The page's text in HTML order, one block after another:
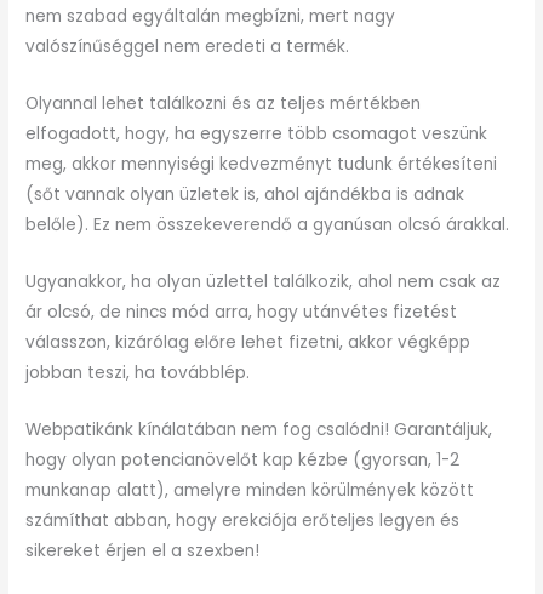
nem szabad egyáltalán megbízni, mert nagy
valószínűséggel nem eredeti a termék.
Olyannal lehet találkozni és az teljes mértékben
elfogadott, hogy, ha egyszerre több csomagot veszünk
meg, akkor mennyiségi kedvezményt tudunk értékesíteni
(sőt vannak olyan üzletek is, ahol ajándékba is adnak
belőle). Ez nem összekeverendő a gyanúsan olcsó árakkal.
Ugyanakkor, ha olyan üzlettel találkozik, ahol nem csak az
ár olcsó, de nincs mód arra, hogy utánvétes fizetést
válasszon, kizárólag előre lehet fizetni, akkor végképp
jobban teszi, ha továbblép.
Webpatikánk kínálatában nem fog csalódni! Garantáljuk,
hogy olyan potencianövelőt kap kézbe (gyorsan, 1-2
munkanap alatt), amelyre minden körülmények között
számíthat abban, hogy erekciója erőteljes legyen és
sikereket érjen el a szexben!